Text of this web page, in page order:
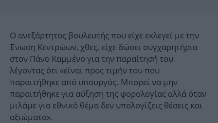
Ο ανεξάρτητος βουλευτής που είχε εκλεγεί με την
Ένωση Κεντρώων, χθες, είχε δώσει συγχαρητήρια
στον Πάνο Καμμένο για την παραίτησή του
λέγοντας ότι «είναι προς τιμήν του που
παραιτήθηκε από υπουργός. Μπορεί να μην
παραιτήθηκε για αύξηση της φορολογίας αλλά όταν
μιλάμε για εθνικό θέμα δεν υπολογίζεις θέσεις και
αξιώματα».